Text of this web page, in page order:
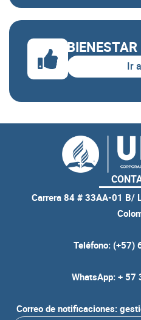
Ir
Carrera 84 # 33AA-01 B/
Teléfono: (+57)
WhatsApp: + 57
Correo de notificaciones: